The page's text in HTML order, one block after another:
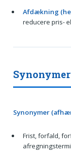
Afdækning
reducere pris-
Synonymer
Frist, forfald,